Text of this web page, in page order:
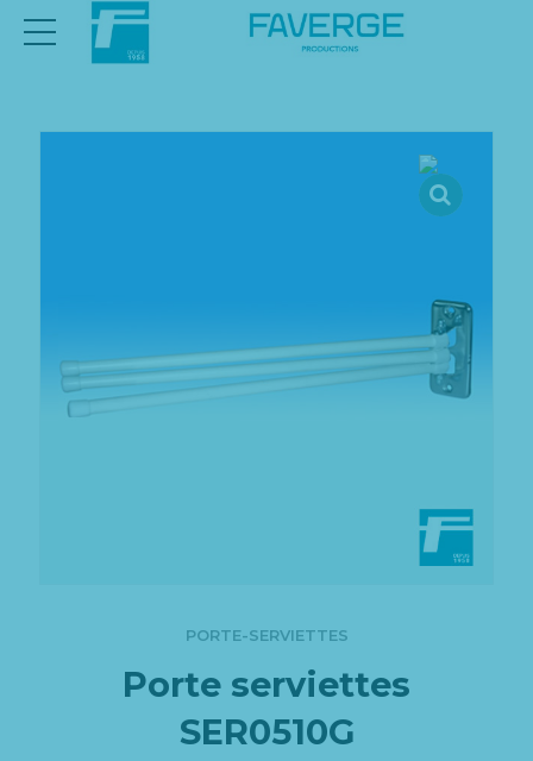
PORTE-SERVIETTES
Porte serviettes
SER0510G